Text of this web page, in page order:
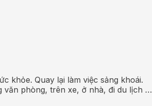
khỏe. Quay lại làm việc sảng khoái.
văn phòng, trên xe, ở nhà, đi du lịch …​